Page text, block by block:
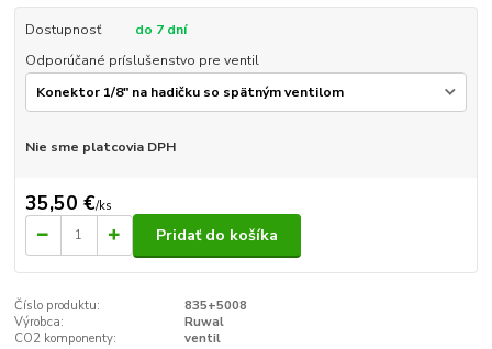
Dostupnosť
do 7 dní
Odporúčané príslušenstvo pre ventil
Nie sme platcovia DPH
35,50 €/ks
Pridať do košíka
Číslo produktu:
835+5008
Výrobca:
Ruwal
CO2 komponenty:
ventil